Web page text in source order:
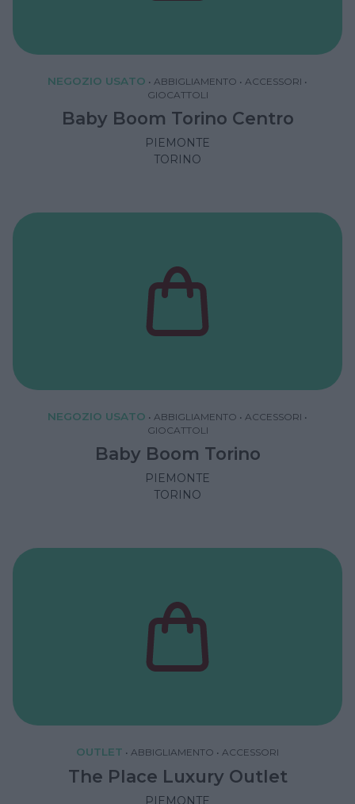
NEGOZIO USATO • ABBIGLIAMENTO • ACCESSORI •
GIOCATTOLI
Baby Boom Torino Centro
PIEMONTE
TORINO
NEGOZIO USATO • ABBIGLIAMENTO • ACCESSORI •
GIOCATTOLI
Baby Boom Torino
PIEMONTE
TORINO
OUTLET • ABBIGLIAMENTO • ACCESSORI
The Place Luxury Outlet
PIEMONTE